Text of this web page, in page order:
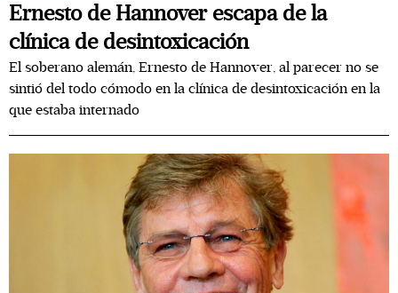
Ernesto de Hannover escapa de la
clínica de desintoxicación
El soberano alemán, Ernesto de Hannover, al parecer no se
sintió del todo cómodo en la clínica de desintoxicación en la
que estaba internado